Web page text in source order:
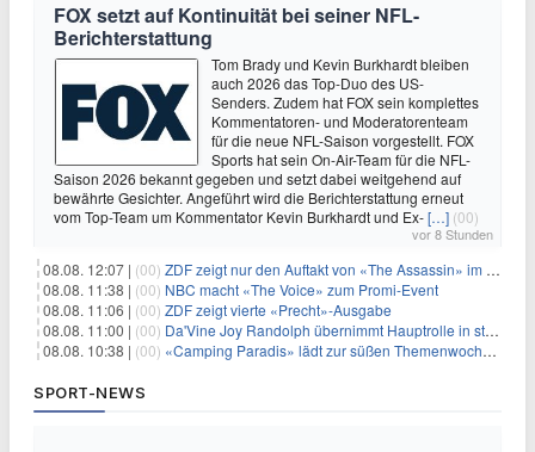
FOX setzt auf Kontinuität bei seiner NFL-
Berichterstattung
Tom Brady und Kevin Burkhardt bleiben
auch 2026 das Top-Duo des US-
Senders. Zudem hat FOX sein komplettes
Kommentatoren- und Moderatorenteam
für die neue NFL-Saison vorgestellt. FOX
Sports hat sein On-Air-Team für die NFL-
Saison 2026 bekannt gegeben und setzt dabei weitgehend auf
bewährte Gesichter. Angeführt wird die Berichterstattung erneut
vom Top-Team um Kommentator Kevin Burkhardt und Ex-[…] (00)
vor 8 Stunden
08.08. 12:07 | (00) ZDF zeigt nur den Auftakt von «The Assassin» im Fernsehen
08.08. 11:38 | (00) NBC macht «The Voice» zum Promi-Event
08.08. 11:06 | (00) ZDF zeigt vierte «Precht»-Ausgabe
08.08. 11:00 | (00) Da'Vine Joy Randolph übernimmt Hauptrolle in starbesetzter schwarzer Komödie
08.08. 10:38 | (00) «Camping Paradis» lädt zur süßen Themenwoche ein
SPORT-NEWS